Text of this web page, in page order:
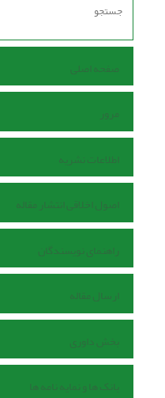
صفحه اصلی
مرور
اطلاعات نشریه
اصول اخلاقی انتشار مقاله
راهنمای نویسندگان
ارسال مقاله
بخش داوری
بانک ها و نمایه نامه ها